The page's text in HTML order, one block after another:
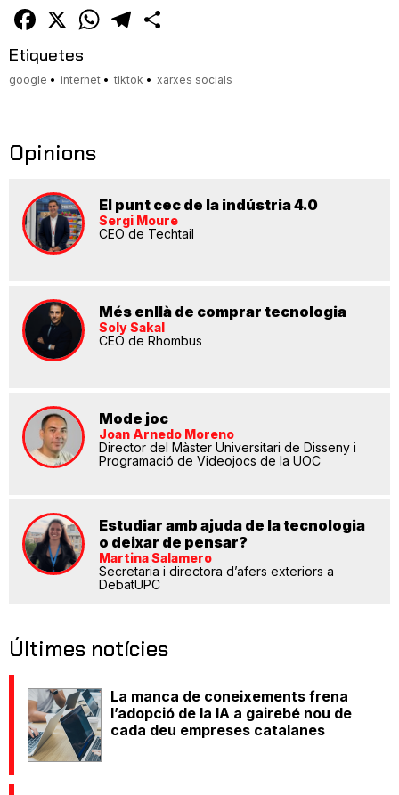
amic
Facebook
X WhatsAppTelegram
Etiquetes
google internet tiktok xarxes socials
Opinions
El punt cec de la indústria 4.0
Sergi Moure
CEO de Techtail
Més enllà de comprar tecnologia
Soly Sakal
CEO de Rhombus
Mode joc
Joan Arnedo Moreno
Director del Màster Universitari de Disseny i
Programació de Videojocs de la UOC
Estudiar amb ajuda de la tecnologia
o deixar de pensar?
Martina Salamero
Secretaria i directora d’afers exteriors a
DebatUPC
Últimes notícies
La manca de coneixements frena
l’adopció de la IA a gairebé nou de
cada deu empreses catalanes